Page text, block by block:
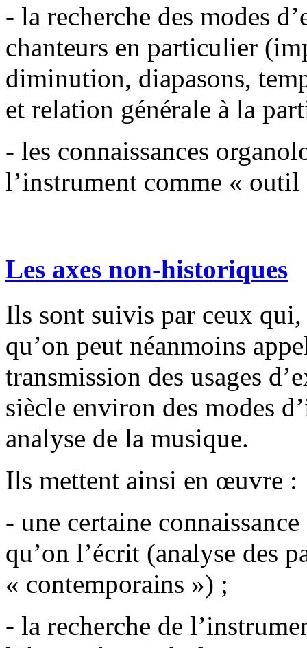
- la recherche des modes
chanteurs en particulier
diminution, diapasons,
et relation générale à la
- les connaissances
l’instrument comme « outil
Les axes non-historiques
Ils sont suivis par ceux
qu’on peut néanmoins
transmission des usages
siècle environ des modes
analyse de la musique.
Ils mettent ainsi en œuvre :
- une certaine
qu’on l’écrit (analyse des
« contemporains ») ;
- la recherche de